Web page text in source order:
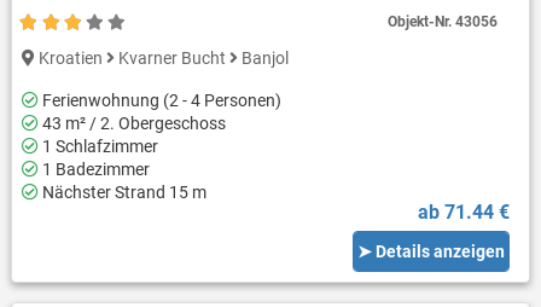
Kroatien Kvarner Bucht Banjol
Ferienwohnung (2 - 4 Personen)
43 m² / 2. Obergeschoss
1 Schlafzimmer
1 Badezimmer
Nächster Strand 15 m
ab 71.44 €
➤ Details anzeigen
Objekt-Nr.43056